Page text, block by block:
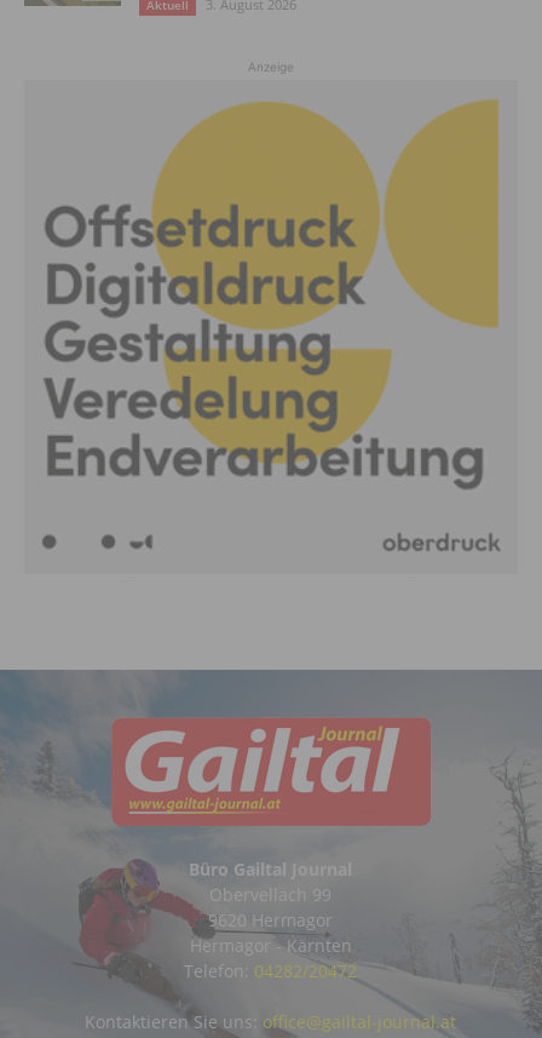
Aktuell 3. August 2026
Anzeige
Büro Gailtal Journal
Obervellach 99
9620 Hermagor
Hermagor - Kärnten
Telefon: 04282/20472
Kontaktieren Sie uns: office@gailtal-journal.at